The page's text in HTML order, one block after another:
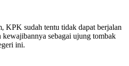
KPK sudah tentu tidak dapat berjalan
kewajibannya sebagai ujung tombak
ini.